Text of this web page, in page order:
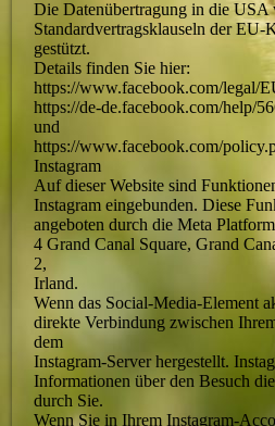
Die Datenübertragung in die USA
Standardvertragsklauseln der EU-
gestützt.
Details finden Sie hier:
https://www.facebook.com/legal/
https://de-de.facebook.com/help/
und
https://www.facebook.com/
Instagram
Auf dieser Website sind
Instagram eingebunden. Diese
angeboten durch die Meta
4 Grand Canal Square, Grand
2,
Irland.
Wenn das Social-Media-Element
direkte Verbindung zwischen
dem
Instagram-Server hergestellt.
Informationen über den Besuch
durch Sie.
Wenn Sie in Ihrem Instagram-